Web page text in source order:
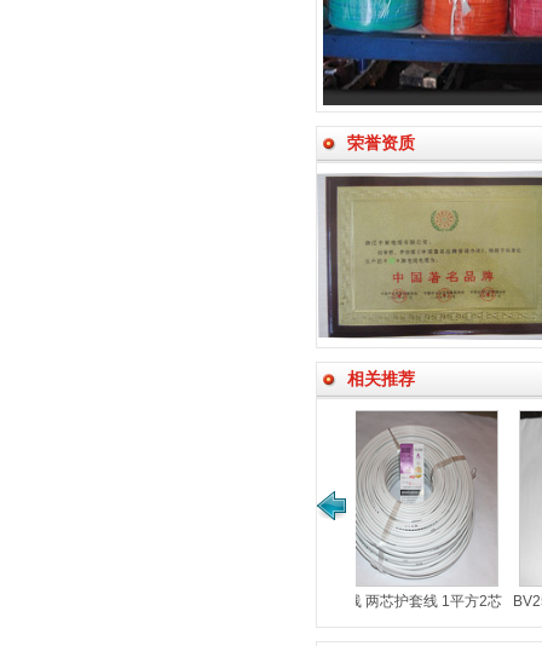
荣誉资质
相关推荐
护套线 两芯护套线 1平方2芯
BV25铜芯线 单芯铜线 单
铜芯聚氯乙烯绝缘电线
BV25铜芯线